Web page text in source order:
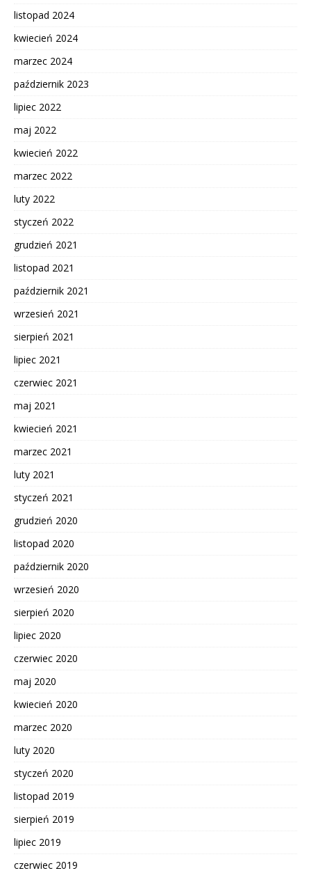
listopad 2024
kwiecień 2024
marzec 2024
październik 2023
lipiec 2022
maj 2022
kwiecień 2022
marzec 2022
luty 2022
styczeń 2022
grudzień 2021
listopad 2021
październik 2021
wrzesień 2021
sierpień 2021
lipiec 2021
czerwiec 2021
maj 2021
kwiecień 2021
marzec 2021
luty 2021
styczeń 2021
grudzień 2020
listopad 2020
październik 2020
wrzesień 2020
sierpień 2020
lipiec 2020
czerwiec 2020
maj 2020
kwiecień 2020
marzec 2020
luty 2020
styczeń 2020
listopad 2019
sierpień 2019
lipiec 2019
czerwiec 2019